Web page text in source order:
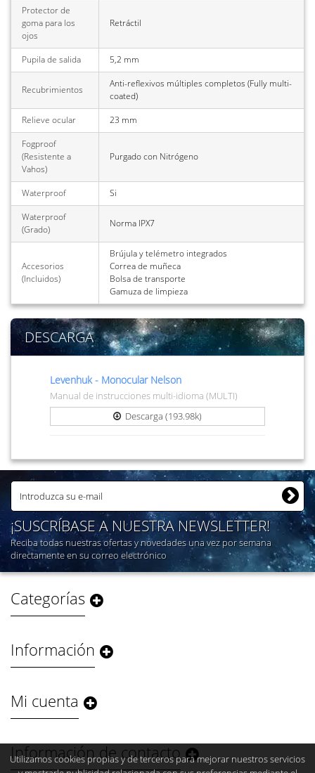
Protector de
goma para los
ojos
Retráctil
Pupila de salida 5,2 mm
Recubrimientos
Anti-reflexivos múltiples completos (Fully multi-
coated)
Relieve ocular
23 mm
Fogproof
(Resistente a
Vahos)
Purgado con Nitrógeno
Waterproof
Si
Waterproof
(Grado)
Norma IPX7
Accesorios
(Incluidos)
Brújula y telémetro integrados
Correa de muñeca
Bolsa de transporte
Gamuza de limpieza
DESCARGA
Levenhuk - Monocular Nelson
Manual de instrucciones multi-idioma (MULTI)
Descarga (193.98k)
¡SUSCRÍBASE A NUESTRA NEWSLETTER!
Reciba todas nuestras ofertas y novedades una vez por semana
directamente en su correo electrónico
Categorías
Información
Mi cuenta
Información de contacto
Utilizamos cookies propias y de terceros para mejorar nuestros servicios